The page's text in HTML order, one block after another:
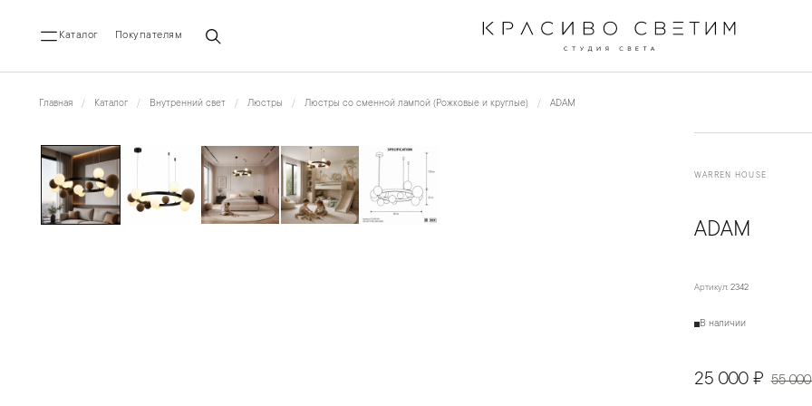
Каталог Покупателям
Главная Каталог Внутренний свет Люстры Люстры со сменной лампой (Рожковые и круглые) ADAM
← 1/5
WARREN HOUSE
ADAM
Артикул: 2342
В наличии
25 000 ₽ 55